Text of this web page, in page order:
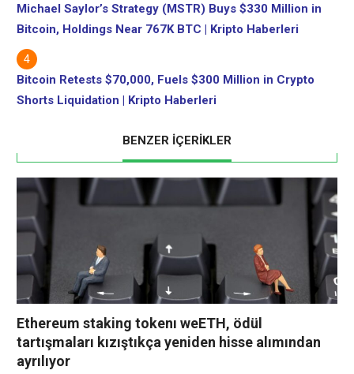
Michael Saylor’s Strategy (MSTR) Buys $330 Million in
Bitcoin, Holdings Near 767K BTC | Kripto Haberleri
Bitcoin Retests $70,000, Fuels $300 Million in Crypto
Shorts Liquidation | Kripto Haberleri
BENZER İÇERİKLER
Ethereum staking tokenı weETH, ödül
tartışmaları kızıştıkça yeniden hisse alımından
ayrılıyor